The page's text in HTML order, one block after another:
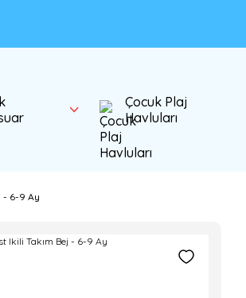
Çocuk Plaj
Havluları
- 6-9 Ay